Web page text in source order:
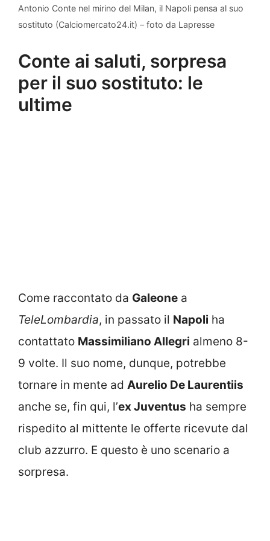
Antonio Conte nel mirino del Milan, il Napoli pensa al suo
sostituto (Calciomercato24.it) – foto da Lapresse
Conte ai saluti, sorpresa
per il suo sostituto: le
ultime
Come raccontato da Galeone a
TeleLombardia, in passato il Napoli ha
contattato Massimiliano Allegri almeno 8-
9 volte. Il suo nome, dunque, potrebbe
tornare in mente ad Aurelio De Laurentiis
anche se, fin qui, l’ex Juventus ha sempre
rispedito al mittente le offerte ricevute dal
club azzurro. E questo è uno scenario a
sorpresa.